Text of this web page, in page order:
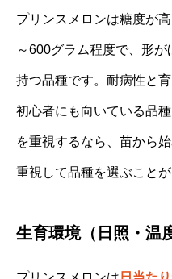
プリンスメロンは糖度が
～600グラム程度で、形
持つ品種です。耐病性と
初心者にも向いている品
を重視するなら、苗から
重視して品種を選ぶこと
生育環境（日照・温